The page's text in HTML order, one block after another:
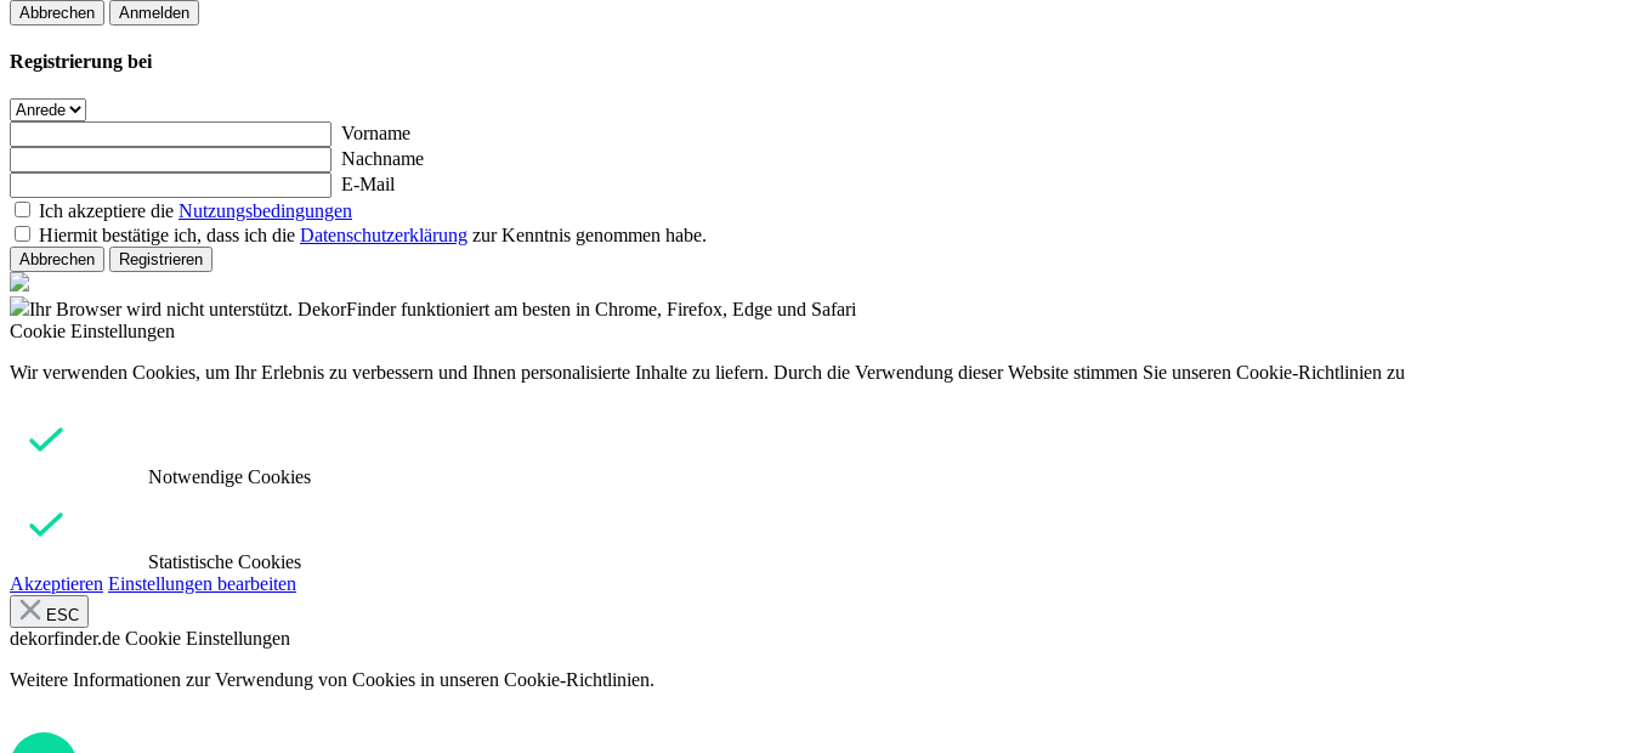
Abbrechen Anmelden
Registrierung bei
Vorname
Nachname
E-Mail
Ich akzeptiere die Nutzungsbedingungen
Hiermit bestätige ich, dass ich die Datenschutzerklärung zur Kenntnis genommen habe.
Abbrechen Registrieren
Ihr Browser wird nicht unterstützt. DekorFinder funktioniert am besten in Chrome, Firefox, Edge und Safari
Cookie Einstellungen
Wir verwenden Cookies, um Ihr Erlebnis zu verbessern und Ihnen personalisierte Inhalte zu liefern. Durch die Verwendung dieser Website stimmen Sie unseren Cookie-Richtlinien zu
Notwendige Cookies
Statistische Cookies
Akzeptieren Einstellungen bearbeiten
ESC
dekorfinder.de Cookie Einstellungen
Weitere Informationen zur Verwendung von Cookies in unseren Cookie-Richtlinien.